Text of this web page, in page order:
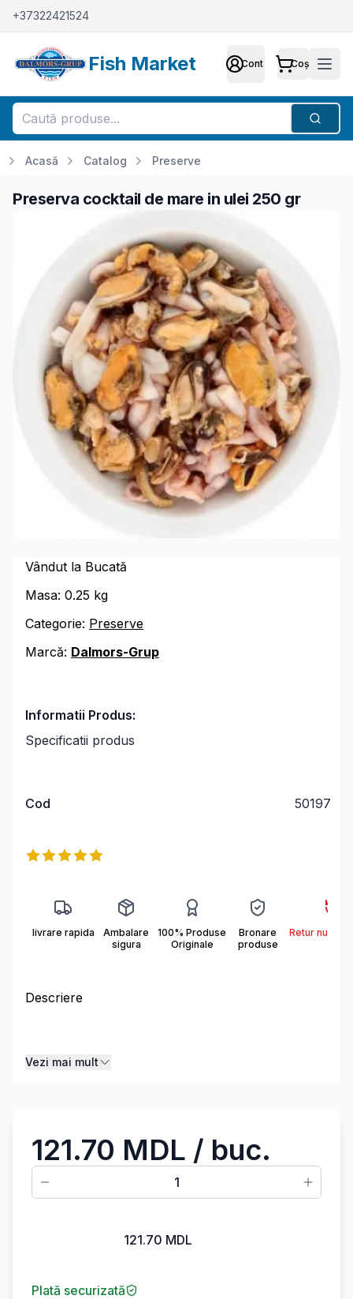
+37322421524
Fish Market Cont
Cont Coș
Acasă Catalog Preserve
Preserva cocktail de mare in ulei 250 gr
Vândut la Bucată
Masa: 0.25 kg
Categorie: Preserve
Marcă: Dalmors-Grup
Informatii Produs:
Specificatii produs
Cod 50197
Informații produs
Reviews
5out of 5 stars
livrare rapida
Ambalare
sigura
100% Produse
Originale
Bronare
produse
Retur nu se
Descriere
Vezi mai mult
121.70 MDL / buc.
1
121.70 MDL
Plată securizată